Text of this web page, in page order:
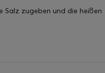
Salz zugeben und die heißen